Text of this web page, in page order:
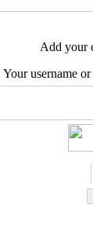
Add your
Your username